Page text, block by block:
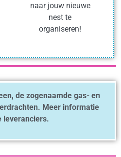
naar jouw nieuwe
nest te
organiseren!
de zogenaamde gas- en
Meer informatie
leveranciers.